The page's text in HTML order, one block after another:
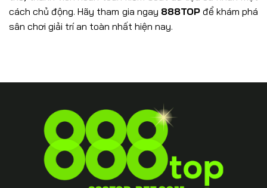
cách chủ động. Hãy tham gia ngay 888TOPđể khám phá
sân chơi giải trí an toàn nhất hiện nay.